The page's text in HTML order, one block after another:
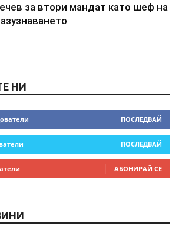
за втори мандат като шеф на
НИ
ПОСЛЕДВАЙ
ПОСЛЕДВАЙ
АБОНИРАЙ СЕ